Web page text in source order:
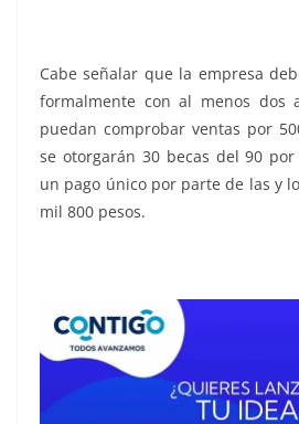
Cabe señalar que la empresa
formalmente con al menos dos
puedan comprobar ventas por
se otorgarán 30 becas del 90
un pago único por parte de las y
mil 800 pesos.